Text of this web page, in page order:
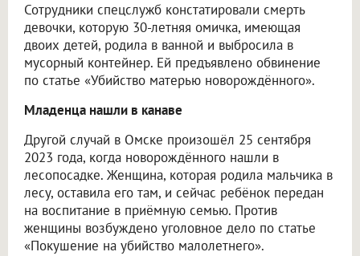
Сотрудники спецслужб констатировали смерть
девочки, которую 30-летняя омичка, имеющая
двоих детей, родила в ванной и выбросила в
мусорный контейнер. Ей предъявлено обвинение
по статье «Убийство матерью новорождённого».
Младенца нашли в канаве
Другой случай в Омске произошёл 25 сентября
2023 года, когда новорождённого нашли в
лесопосадке. Женщина, которая родила мальчика в
лесу, оставила его там, и сейчас ребёнок передан
на воспитание в приёмную семью. Против
женщины возбуждено уголовное дело по статье
«Покушение на убийство малолетнего».